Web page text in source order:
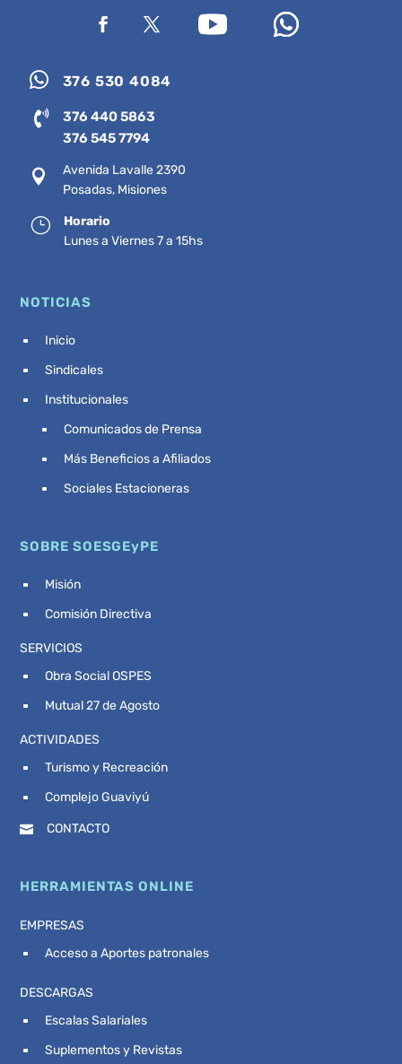
 376 530 4084

376 440 5863
376 545 7794

Avenida Lavalle 2390
Posadas, Misiones
}
Horario
Lunes a Viernes 7 a 15hs
NOTICIAS
^ Inicio
^ Sindicales
^ Institucionales
^ Comunicados de Prensa
^ Más Beneficios a Afiliados
^ Sociales Estacioneras
SOBRE SOESGEyPE
^ Misión
^ Comisión Directiva
SERVICIOS
^ Obra Social OSPES
^ Mutual 27 de Agosto
ACTIVIDADES
^ Turismo y Recreación
^ Complejo Guaviyú
 CONTACTO
HERRAMIENTAS ONLINE
EMPRESAS
^ Acceso a Aportes patronales
DESCARGAS
^ Escalas Salariales
^ Suplementos y Revistas